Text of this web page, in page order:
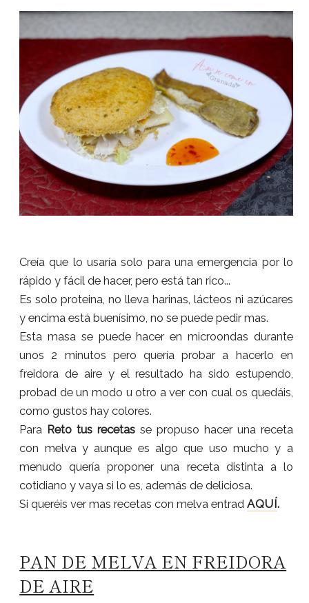
Creía que lo usaría solo para una emergencia por lo
rápido y fácil de hacer, pero está tan rico...
Es solo proteina, no lleva harinas, lácteos ni azúcares
y encima está buenísimo, no se puede pedir mas.
Esta masa se puede hacer en microondas durante
unos 2 minutos pero quería probar a hacerlo en
freidora de aire y el resultado ha sido estupendo,
probad de un modo u otro a ver con cual os quedáis,
como gustos hay colores.
Para Reto tus recetas se propuso hacer una receta
con melva y aunque es algo que uso mucho y a
menudo quería proponer una receta distinta a lo
cotidiano y vaya si lo es, además de deliciosa.
Si queréis ver mas recetas con melva entradAQUÍ.
PAN DE MELVA EN FREIDORA
DE AIRE